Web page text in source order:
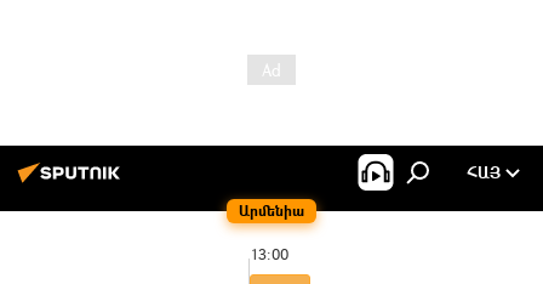
Արմենիա
ՀԱՅ
13:00